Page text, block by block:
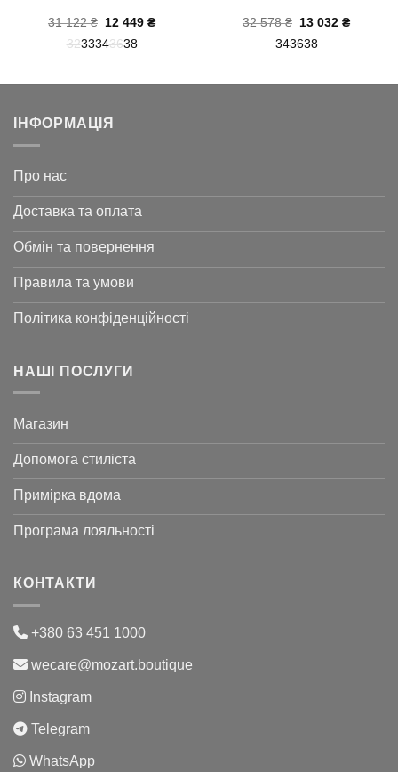
31 122₴
Оригінальна
31
12 449₴Поточна
3233343638
32 578₴
Оригінальна
32
13 032₴Поточна
343638
ІНФОРМАЦІЯ
Про нас
Доставка та оплата
Обмін та повернення
Правила та умови
Політика конфіденційності
НАШІ ПОСЛУГИ
Магазин
Допомога стиліста
Примірка вдома
Програма лояльності
КОНТАКТИ
+380 63 451 1000
wecare@mozart.boutique
Instagram
Telegram
WhatsApp